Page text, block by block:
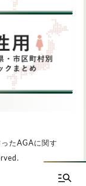
たAGAに関す